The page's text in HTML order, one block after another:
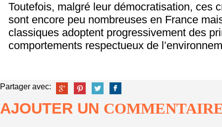
Toutefois, malgré leur démocratisation, ces
sont encore peu nombreuses en France
classiques adoptent progressivement des
comportements respectueux de
Partager avec:
AJOUTER UN